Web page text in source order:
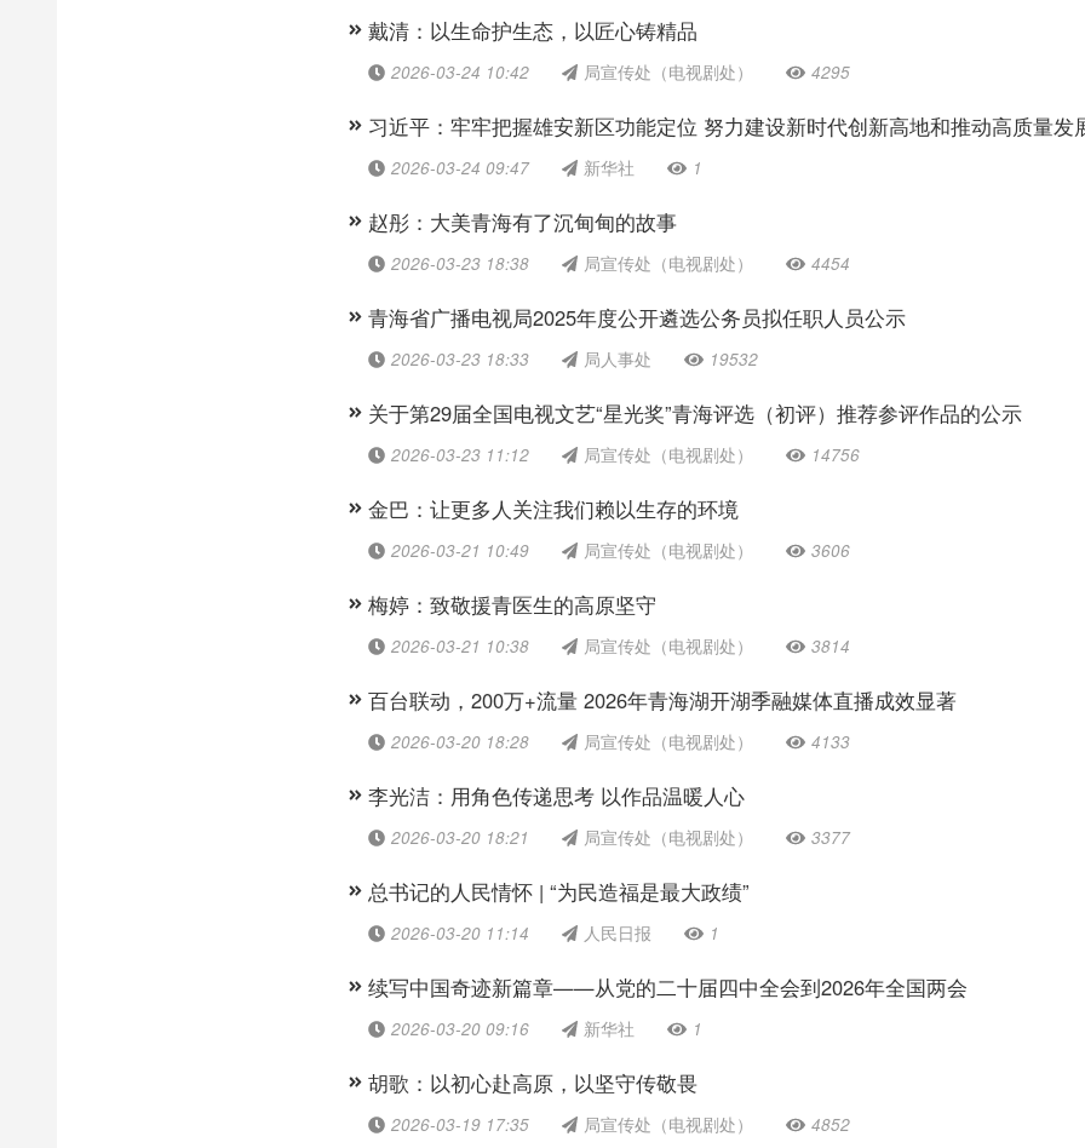
戴清：以生命护生态，以匠心铸精品
2026-03-24 10:42 局宣传处（电视剧处） 4295
习近平：牢牢把握雄安新区功能定位 努力建设新时代创新高地和推动高质量发
2026-03-24 09:47 新华社 1
赵彤：大美青海有了沉甸甸的故事
2026-03-23 18:38 局宣传处（电视剧处） 4454
青海省广播电视局2025年度公开遴选公务员拟任职人员公示
2026-03-23 18:33 局人事处 19532
关于第29届全国电视文艺“星光奖”青海评选（初评）推荐参评作品的公示
2026-03-23 11:12 局宣传处（电视剧处） 14756
金巴：让更多人关注我们赖以生存的环境
2026-03-21 10:49 局宣传处（电视剧处） 3606
梅婷：致敬援青医生的高原坚守
2026-03-21 10:38 局宣传处（电视剧处） 3814
百台联动，200万+流量 2026年青海湖开湖季融媒体直播成效显著
2026-03-20 18:28 局宣传处（电视剧处） 4133
李光洁：用角色传递思考 以作品温暖人心
2026-03-20 18:21 局宣传处（电视剧处） 3377
总书记的人民情怀 | “为民造福是最大政绩”
2026-03-20 11:14 人民日报 1
续写中国奇迹新篇章——从党的二十届四中全会到2026年全国两会
2026-03-20 09:16 新华社 1
胡歌：以初心赴高原，以坚守传敬畏
2026-03-19 17:35 局宣传处（电视剧处） 4852